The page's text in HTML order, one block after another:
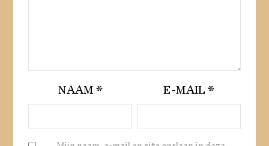
NAAM* E-MAIL*